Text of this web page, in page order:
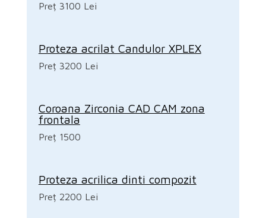
Preț 3100 Lei
Proteza acrilat Candulor XPLEX
Preț 3200 Lei
Coroana Zirconia CAD CAM zona
frontala
Preț 1500
Proteza acrilica dinti compozit
Preț 2200 Lei